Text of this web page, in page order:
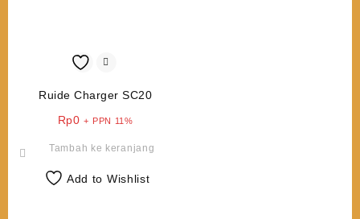
Ruide Charger SC20
Rp0 + PPN 11%
Tambah ke keranjang
Add to Wishlist